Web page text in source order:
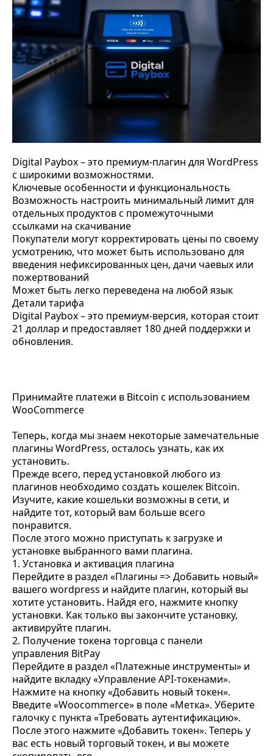
Digital Paybox – это премиум-плагин для WordPress
с широкими возможностями.
Ключевые особенности и функциональность
Возможность настроить минимальный лимит для
отдельных продуктов с промежуточными
ссылками на скачивание
Покупатели могут корректировать цены по своему
усмотрению, что может быть использовано для
введения нефиксированных цен, дачи чаевых или
пожертвований
Может быть легко переведена на любой язык
Детали тарифа
Digital Paybox – это премиум-версия, которая стоит
21 доллар и предоставляет 180 дней поддержки и
обновления.
Принимайте платежи в Bitcoin с использованием
WooCommerce
Теперь, когда мы знаем некоторые замечательные
плагины WordPress, осталось узнать, как их
установить.
Прежде всего, перед установкой любого из
плагинов необходимо создать кошелек Bitcoin.
Изучите, какие кошельки возможны в сети, и
найдите тот, который вам больше всего
понравится.
После этого можно приступать к загрузке и
установке выбранного вами плагина.
1. Установка и активация плагина
Перейдите в раздел «Плагины => Добавить новый»
вашего wordpress и найдите плагин, который вы
хотите установить. Найдя его, нажмите кнопку
установки. Как только вы закончите установку,
активируйте плагин.
2. Получение токена торговца с панели
управления BitPay
Перейдите в раздел «Платежные инструменты» и
найдите вкладку «Управление API-токенами».
Нажмите на кнопку «Добавить новый токен».
Введите «Woocommerce» в поле «Метка». Уберите
галочку с пункта «Требовать аутентификацию».
После этого нажмите «Добавить токен». Теперь у
вас есть новый торговый токен, и вы можете